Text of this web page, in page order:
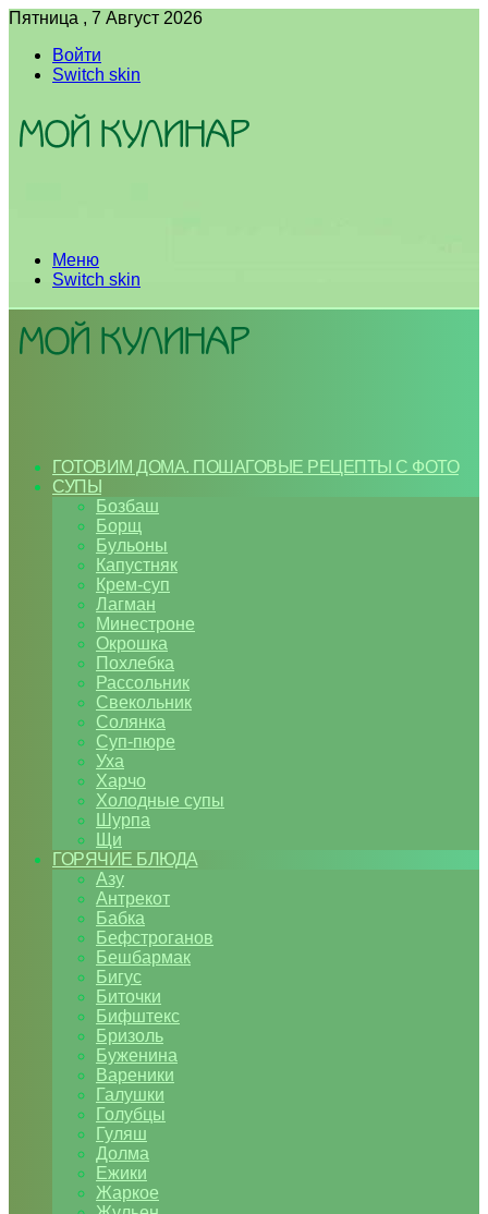
Пятница , 7 Август 2026
Войти
Switch skin
Меню
Switch skin
ГОТОВИМ ДОМА. ПОШАГОВЫЕ РЕЦЕПТЫ С ФОТО
СУПЫ
Бозбаш
Борщ
Бульоны
Капустняк
Крем-суп
Лагман
Минестроне
Окрошка
Похлебка
Рассольник
Свекольник
Солянка
Суп-пюре
Уха
Харчо
Холодные супы
Шурпа
Щи
ГОРЯЧИЕ БЛЮДА
Азу
Антрекот
Бабка
Бефстроганов
Бешбармак
Бигус
Биточки
Бифштекс
Бризоль
Буженина
Вареники
Галушки
Голубцы
Гуляш
Долма
Ежики
Жаркое